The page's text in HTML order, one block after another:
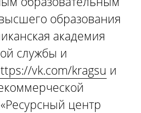
образования
академия
службы и
vk.com/kragsu и
центр